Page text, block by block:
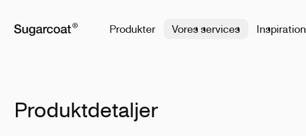
Produkter Vores services Inspiration
Produktdetaljer